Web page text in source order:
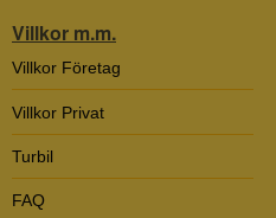
Villkor m.m.
Villkor Företag
Villkor Privat
Turbil
FAQ